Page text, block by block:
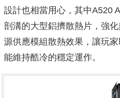
設計也相當用心，其中A520
剖溝的大型鋁擠散熱片，強
源供應模組散熱效果，讓玩
能維持酷冷的穩定運作。